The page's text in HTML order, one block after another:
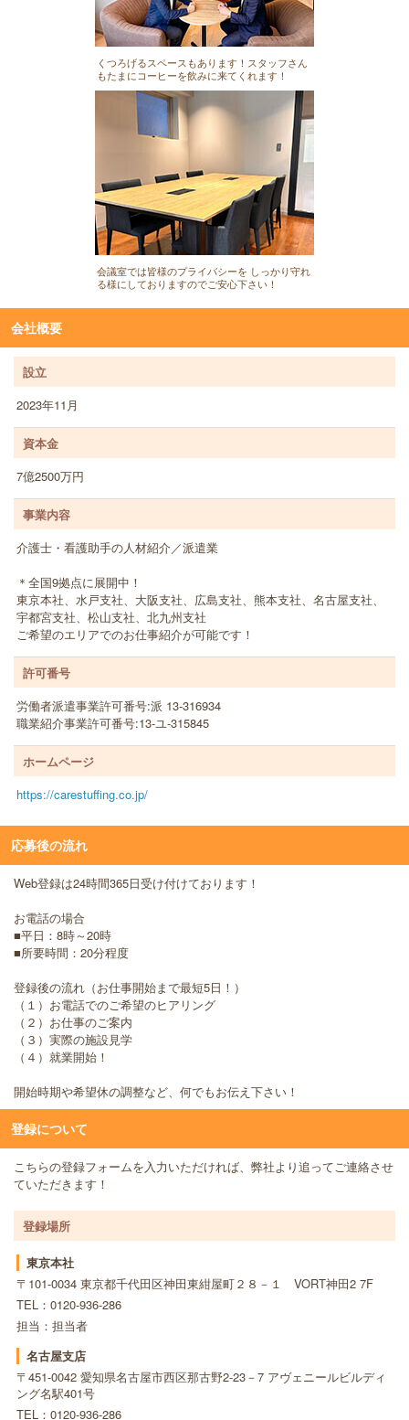
くつろげるスペースもあります！スタッフさん
もたまにコーヒーを飲みに来てくれます！
会議室では皆様のプライバシーを しっかり守れ
る様にしておりますのでご安心下さい！
会社概要
設立
2023年11月
資本金
7億2500万円
事業内容
介護士・看護助手の人材紹介／派遣業
＊全国9拠点に展開中！
東京本社、水戸支社、大阪支社、広島支社、熊本支社、名古屋支社、
宇都宮支社、松山支社、北九州支社
ご希望のエリアでのお仕事紹介が可能です！
許可番号
労働者派遣事業許可番号:派 13-316934
職業紹介事業許可番号:13‐ユ‐315845
ホームページ
https://carestuffing.co.jp/
応募後の流れ
Web登録は24時間365日受け付けております！
お電話の場合
■平日：8時～20時
■所要時間：20分程度
登録後の流れ（お仕事開始まで最短5日！）
（１）お電話でのご希望のヒアリング
（２）お仕事のご案内
（３）実際の施設見学
（４）就業開始！
開始時期や希望休の調整など、何でもお伝え下さい！
登録について
こちらの登録フォームを入力いただければ、弊社より追ってご連絡させ
ていただきます！
登録場所
東京本社
〒101-0034 東京都千代田区神田東紺屋町２８－１ VORT神田2 7F
TEL：0120-936-286
担当：担当者
名古屋支店
〒451-0042 愛知県名古屋市西区那古野2-23－7 アヴェニールビルディ
ング名駅401号
TEL：0120-936-286